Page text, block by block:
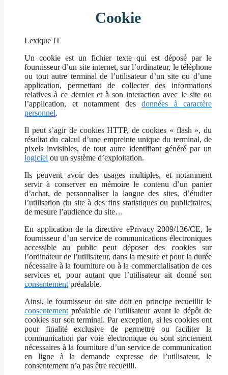
Cookie
Lexique IT
Un cookie est un fichier texte qui est déposé par le
fournisseur d’un site internet, sur l’ordinateur, le téléphone
ou tout autre terminal de l’utilisateur d’un site ou d’une
application, permettant de collecter des informations
relatives à ce dernier et à son interaction avec le site ou
l’application, et notamment des données à caractère
personnel.
Il peut s’agir de cookies HTTP, de cookies « flash », du
résultat du calcul d’une empreinte unique du terminal, de
pixels invisibles, de tout autre identifiant généré par un
logiciel ou un système d’exploitation.
Ils peuvent avoir des usages multiples, et notamment
servir à conserver en mémoire le contenu d’un panier
d’achat, de personnaliser la langue des sites, d’étudier
l’utilisation du site à des fins statistiques ou publicitaires,
de mesure l’audience du site…
En application de la directive ePrivacy 2009/136/CE, le
fournisseur d’un service de communications électroniques
accessible au public peut déposer des cookies sur
l’ordinateur de l’utilisateur, dans la mesure et pour la durée
nécessaire à la fourniture ou à la commercialisation de ces
services et, pour autant que l’utilisateur ait donné son
consentement préalable.
Ainsi, le fournisseur du site doit en principe recueillir le
consentement préalable de l’utilisateur avant le dépôt de
cookies sur son terminal. Par exception, si les cookies ont
pour finalité exclusive de permettre ou faciliter la
communication par voie électronique ou sont strictement
nécessaires à la fourniture d’un service de communication
en ligne à la demande expresse de l’utilisateur, le
consentement n’a pas être recueilli.